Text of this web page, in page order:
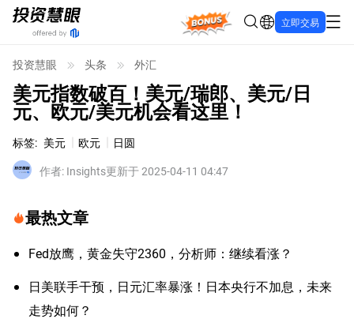
Bonus 立即交易
投资慧眼 头条 外汇
美元指数破百！美元/瑞郎、美元/日
元、欧元/美元机会看这里！
标签: 美元 欧元
日圆
作者: Insights更新于 2025-04-11 04:47
最热文章
Fed放鹰，黄金失守2360，分析师：继续看涨？
日美联手干预，日元汇率暴涨！日本央行不加息，未来
走势如何？